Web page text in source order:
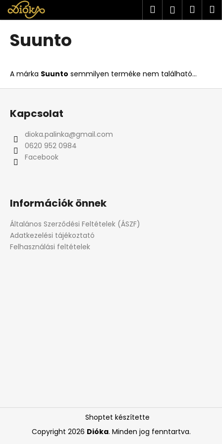
Ugrás
fő
tartalomhoz
Keresés
Suunto
A márka Suunto semmilyen terméke nem található...
o
i
t
k
e
r
s
?
KERESÉS
L
Kapcsolat
dioka.palinka@gmail.com
0620 952 0984
Facebook
Információk önnek
Általános Szerződési Feltételek (ÁSZF)
Adatkezelési tájékoztató
Felhasználási feltételek
Shoptet készítette
Copyright 2026 Dióka. Minden jog fenntartva.